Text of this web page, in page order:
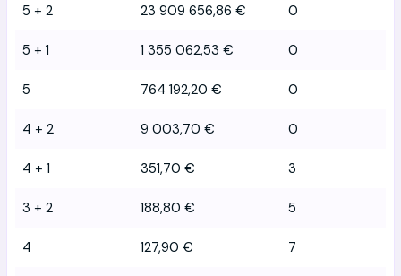
5 + 2 23 909 656,86 € 0
5 + 1 1 355 062,53 € 0
5 764 192,20 € 0
4 + 2 9 003,70 € 0
4 + 1 351,70 € 3
3 + 2 188,80 € 5
4 127,90 € 7